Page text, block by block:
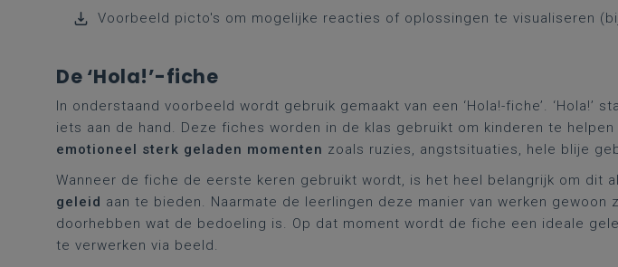
Voorbeeld picto's om mogelijke reacties of oplossingen te visualiseren
De ‘Hola!’-fiche
In onderstaand voorbeeld wordt gebruik gemaakt van een ‘Hola!-fiche’. ‘Hola!’
iets aan de hand. Deze fiches worden in de klas gebruikt om kinderen te helpen
emotioneel sterk geladen momenten zoals ruzies, angstsituaties, hele blije
Wanneer de fiche de eerste keren gebruikt wordt, is het heel belangrijk om dit
geleid aan te bieden. Naarmate de leerlingen deze manier van werken gewoon
doorhebben wat de bedoeling is. Op dat moment wordt de fiche een ideale
te verwerken via beeld.